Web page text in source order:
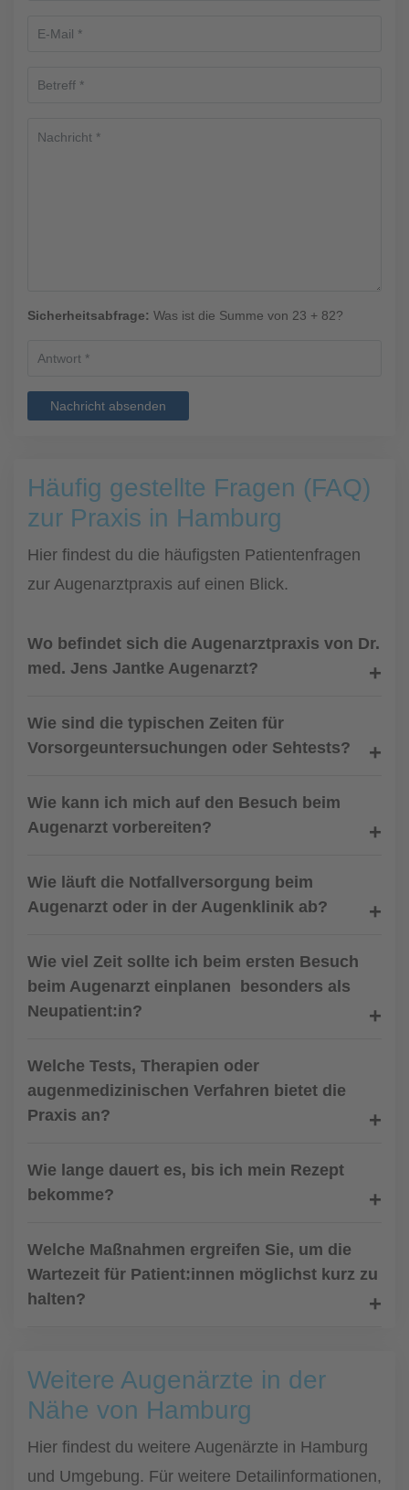
Sicherheitsabfrage: Was ist die Summe von 23 + 82?
Nachricht absenden
Häufig gestellte Fragen (FAQ)
zur Praxis in Hamburg
Hier findest du die häufigsten Patientenfragen
zur Augenarztpraxis auf einen Blick.
Wo befindet sich die Augenarztpraxis von Dr.
med. Jens Jantke Augenarzt?
Wie sind die typischen Zeiten für
Vorsorgeuntersuchungen oder Sehtests?
Wie kann ich mich auf den Besuch beim
Augenarzt vorbereiten?
Wie läuft die Notfallversorgung beim
Augenarzt oder in der Augenklinik ab?
Wie viel Zeit sollte ich beim ersten Besuch
beim Augenarzt einplanen  besonders als
Neupatient:in?
Welche Tests, Therapien oder
augenmedizinischen Verfahren bietet die
Praxis an?
Wie lange dauert es, bis ich mein Rezept
bekomme?
Welche Maßnahmen ergreifen Sie, um die
Wartezeit für Patient:innen möglichst kurz zu
halten?
Weitere Augenärzte in der
Nähe von Hamburg
Hier findest du weitere Augenärzte in Hamburg
und Umgebung. Für weitere Detailinformationen,